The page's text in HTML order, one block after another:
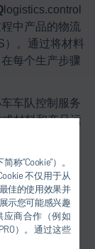
“Cookie”）。
不仅用于从
佳的使用效果并
示您可能感兴趣
商合作（例如
）。通过这些
logistics.control
中产品的物流
。通过将材料
每个生产步骤
车队控制服务
材料和产品运
产的灵活性和